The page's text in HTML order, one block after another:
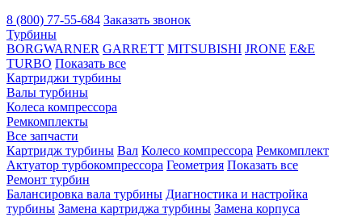
8 (800) 77-55-684 Заказать звонок
Турбины
BORGWARNER GARRETT MITSUBISHI JRONE E&E
TURBO Показать все
Картриджи турбины
Валы турбины
Колеса компрессора
Ремкомплекты
Все запчасти
Картридж турбины Вал Колесо компрессора Ремкомплект
Актуатор турбокомпрессора Геометрия Показать все
Ремонт турбин
Балансировка вала турбины Диагностика и настройка
турбины Замена картриджа турбины Замена корпуса